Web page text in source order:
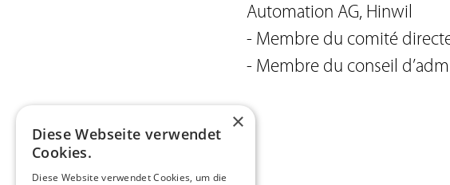
Automation AG, Hinwil
- Membre du comité
- Membre du conseil
×
Diese Webseite verwendet
Cookies.
Diese Website verwendet Cookies, um die